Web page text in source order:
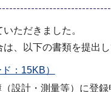
ただきました。
、以下の書類を提出し
：15KB）
設計・測量等）に登